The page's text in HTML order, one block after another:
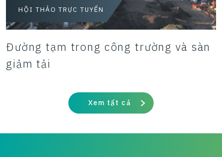
HỘI THẢO TRỰC TUYẾN
Đường tạm trong công trường và sàn
giảm tải
Xem tất cả